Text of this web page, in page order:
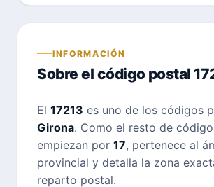
INFORMACIÓN
Sobre el código postal
El 17213 es uno de los códigos
Girona. Como el resto de
empiezan por 17, pertenece al
provincial y detalla la zona
reparto postal.